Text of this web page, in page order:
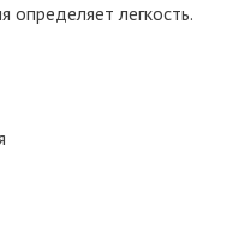
определяет легкость.